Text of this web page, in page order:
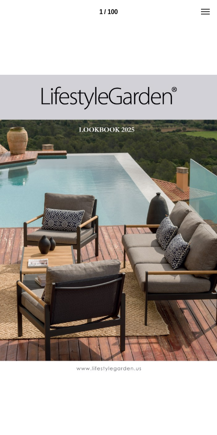
1 / 100